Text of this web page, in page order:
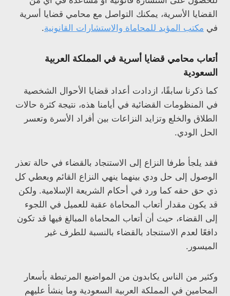
القضايا الأسرية، يمكنك التواصل مع محامي قضايا أسرية
في مكتب المؤيد للمحاماة والاستشارات القانونية.
أتعاب محامي قضايا أسرية في المملكة العربية
السعودية
كما ذكرنا سابقًا، ازدادت أعداد قضايا الأحوال الشخصية
في المنظومات القضائية في أيامنا هذه، نتيجة كثرة حالات
الطلاق والخلع وتزايد النزاعات بين أفراد الأسرة وتعسر
الحل الودي.
فقد يلجأ طرفا النزاع إلى الاستنجاد بالقضاء في حالة تعذر
الوصول إلى حل ودي بينهما ينهي النزاع القائم ويعطي كل
ذي حق حقه كما ورد في أحكام الشريعة الإسلامية. ولكن
قد يكون مقدار أتعاب المحاماة عقبة للعميل في اللجوء
إلى القضاء، حيث أن أتعاب المحاماة المبالغ فيها قد تكون
دافعًا لعدم الاستنجاد بالقضاء بالنسبة للطرف غير
الميسور.
وكثير من الناس يكابدون من المواضيع المرتبطة بأسعار
المحامين في المملكة العربية السعودية وما ينشأ عليهم